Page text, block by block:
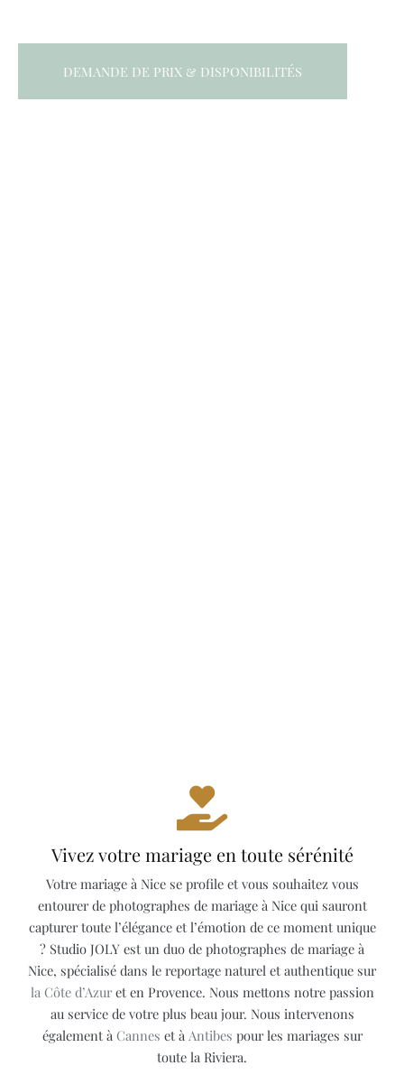
DEMANDE DE PRIX & DISPONIBILITÉS
Vivez votre mariage en toute sérénité
Votre mariage à Nice se profile et vous souhaitez vous
entourer de photographes de mariage à Nice qui sauront
capturer toute l’élégance et l’émotion de ce moment unique
? Studio JOLY est un duo de photographes de mariage à
Nice, spécialisé dans le reportage naturel et authentique sur
la Côte d’Azuret en Provence. Nous mettons notre passion
au service de votre plus beau jour. Nous intervenons
également à Cannes et à Antibes pour les mariages sur
toute la Riviera.